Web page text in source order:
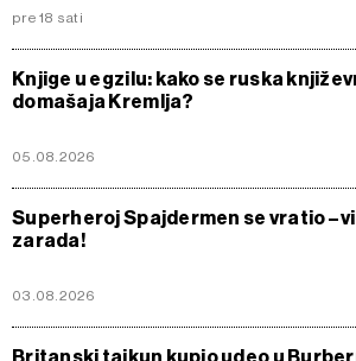
pre 18 sati
Knjige u egzilu: kako se ruska
domašaja Kremlja?
05.08.2026
Superheroj Spajdermen se vratio –
zarada!
03.08.2026